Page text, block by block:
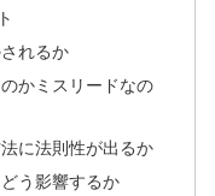
れるか
かミスリードなの
に法則性が出るか
う影響するか